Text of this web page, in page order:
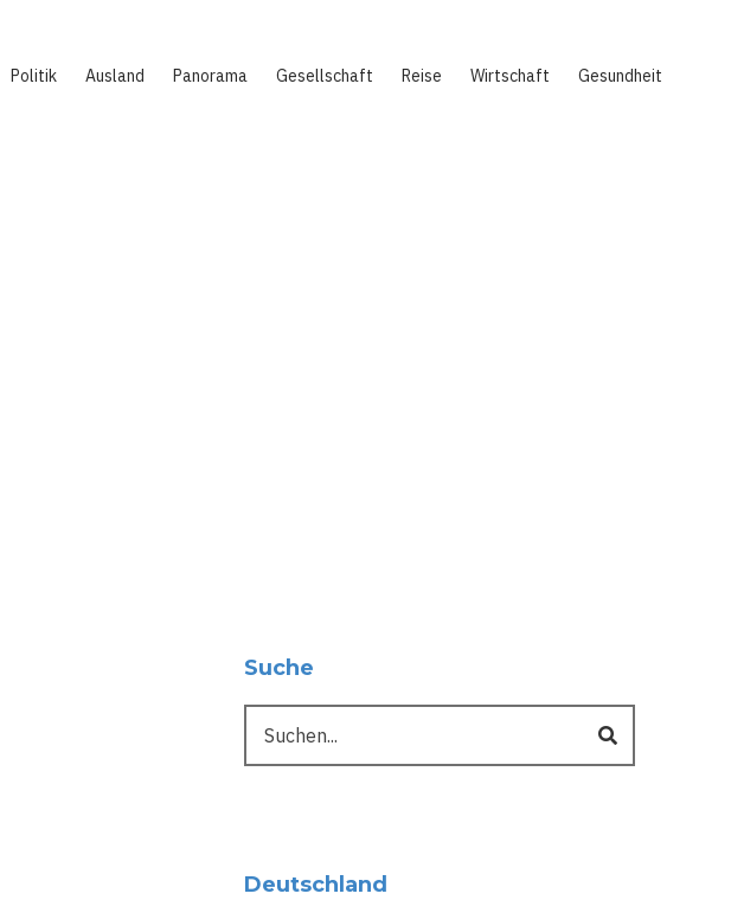
Politik Ausland Panorama Gesellschaft Reise Wirtschaft Gesundheit
Suche
Deutschland